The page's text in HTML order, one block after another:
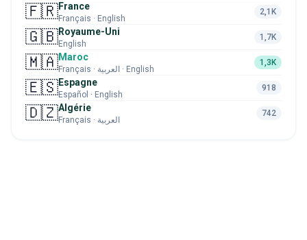
🇫🇷France
Français · English
2,1K
🇬🇧Royaume-Uni
English
1,7K
🇲🇦Maroc
Français · العربية · English
1,3K
🇪🇸Espagne
Español · English
918
🇩🇿Algérie
Français · العربية
742